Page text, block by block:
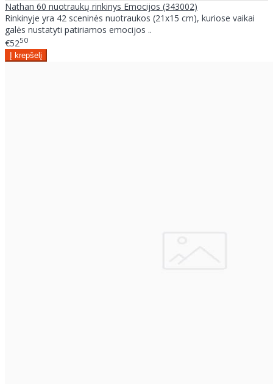
Nathan 60 nuotraukų rinkinys Emocijos (343002)
Rinkinyje yra 42 sceninės nuotraukos (21x15 cm), kuriose vaikai
galės nustatyti patiriamos emocijos ..
€5250